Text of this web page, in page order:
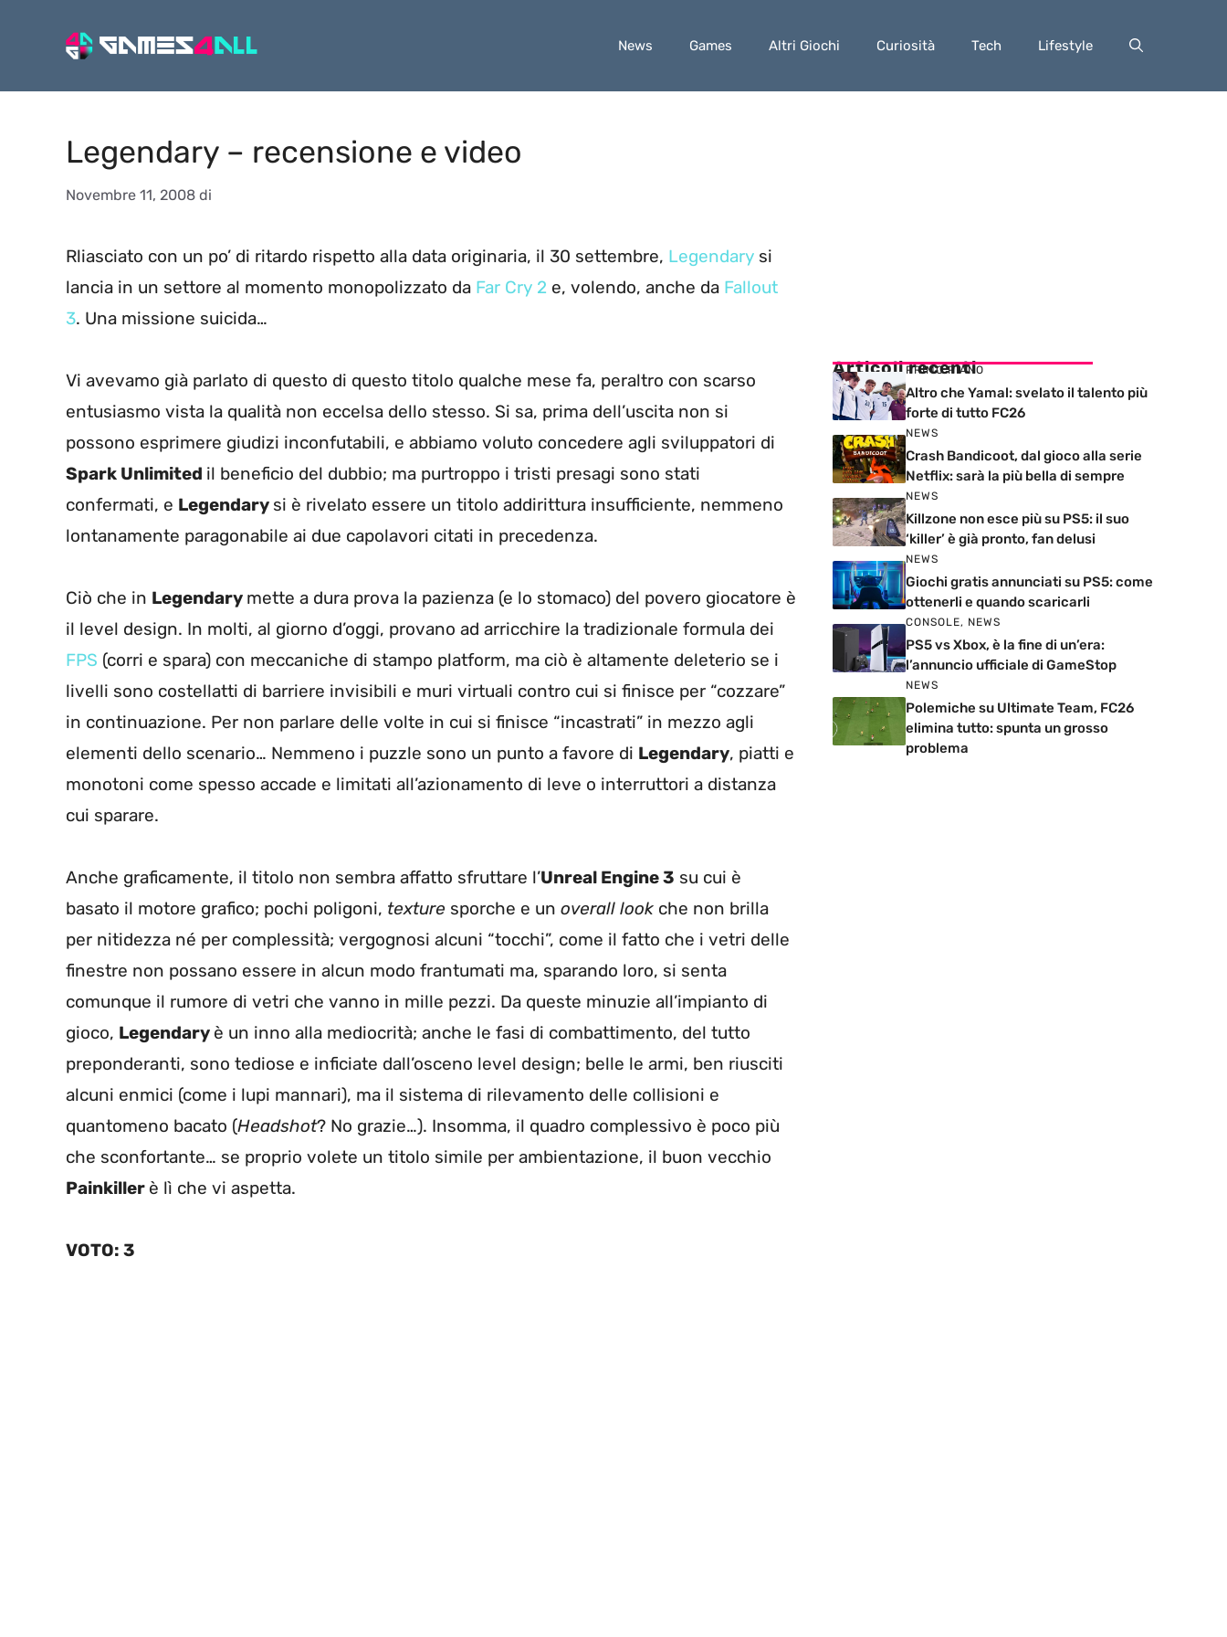
News Games Altri Giochi Curiosità Tech Lifestyle
Legendary – recensione e video
Novembre 11, 2008 di
Rliasciato con un po’ di ritardo rispetto alla data originaria, il 30 settembre, Legendary si
lancia in un settore al momento monopolizzato da Far Cry 2 e, volendo, anche da Fallout
3. Una missione suicida…
Vi avevamo già parlato di questo di questo titolo qualche mese fa, peraltro con scarso
entusiasmo vista la qualità non eccelsa dello stesso. Si sa, prima dell’uscita non si
possono esprimere giudizi inconfutabili, e abbiamo voluto concedere agli sviluppatori di
Spark Unlimited il beneficio del dubbio; ma purtroppo i tristi presagi sono stati
confermati, e Legendary si è rivelato essere un titolo addirittura insufficiente, nemmeno
lontanamente paragonabile ai due capolavori citati in precedenza.
Ciò che in Legendary mette a dura prova la pazienza (e lo stomaco) del povero giocatore è
il level design. In molti, al giorno d’oggi, provano ad arricchire la tradizionale formula dei
FPS (corri e spara) con meccaniche di stampo platform, ma ciò è altamente deleterio se i
livelli sono costellatti di barriere invisibili e muri virtuali contro cui si finisce per “cozzare”
in continuazione. Per non parlare delle volte in cui si finisce “incastrati” in mezzo agli
elementi dello scenario… Nemmeno i puzzle sono un punto a favore di Legendary, piatti e
monotoni come spesso accade e limitati all’azionamento di leve o interruttori a distanza
cui sparare.
Anche graficamente, il titolo non sembra affatto sfruttare l’Unreal Engine 3 su cui è
basato il motore grafico; pochi poligoni, texture sporche e un overall look che non brilla
per nitidezza né per complessità; vergognosi alcuni “tocchi”, come il fatto che i vetri delle
finestre non possano essere in alcun modo frantumati ma, sparando loro, si senta
comunque il rumore di vetri che vanno in mille pezzi. Da queste minuzie all’impianto di
gioco, Legendary è un inno alla mediocrità; anche le fasi di combattimento, del tutto
preponderanti, sono tediose e inficiate dall’osceno level design; belle le armi, ben riusciti
alcuni enmici (come i lupi mannari), ma il sistema di rilevamento delle collisioni e
quantomeno bacato (Headshot? No grazie…). Insomma, il quadro complessivo è poco più
che sconfortante… se proprio volete un titolo simile per ambientazione, il buon vecchio
Painkiller è lì che vi aspetta.
VOTO: 3
Articoli recenti
PRIMO PIANO
Altro che Yamal: svelato il talento più
forte di tutto FC26
NEWS
Crash Bandicoot, dal gioco alla serie
Netflix: sarà la più bella di sempre
NEWS
Killzone non esce più su PS5: il suo
‘killer’ è già pronto, fan delusi
NEWS
Giochi gratis annunciati su PS5: come
ottenerli e quando scaricarli
CONSOLE, NEWS
PS5 vs Xbox, è la fine di un’era:
l’annuncio ufficiale di GameStop
NEWS
Polemiche su Ultimate Team, FC26
elimina tutto: spunta un grosso
problema